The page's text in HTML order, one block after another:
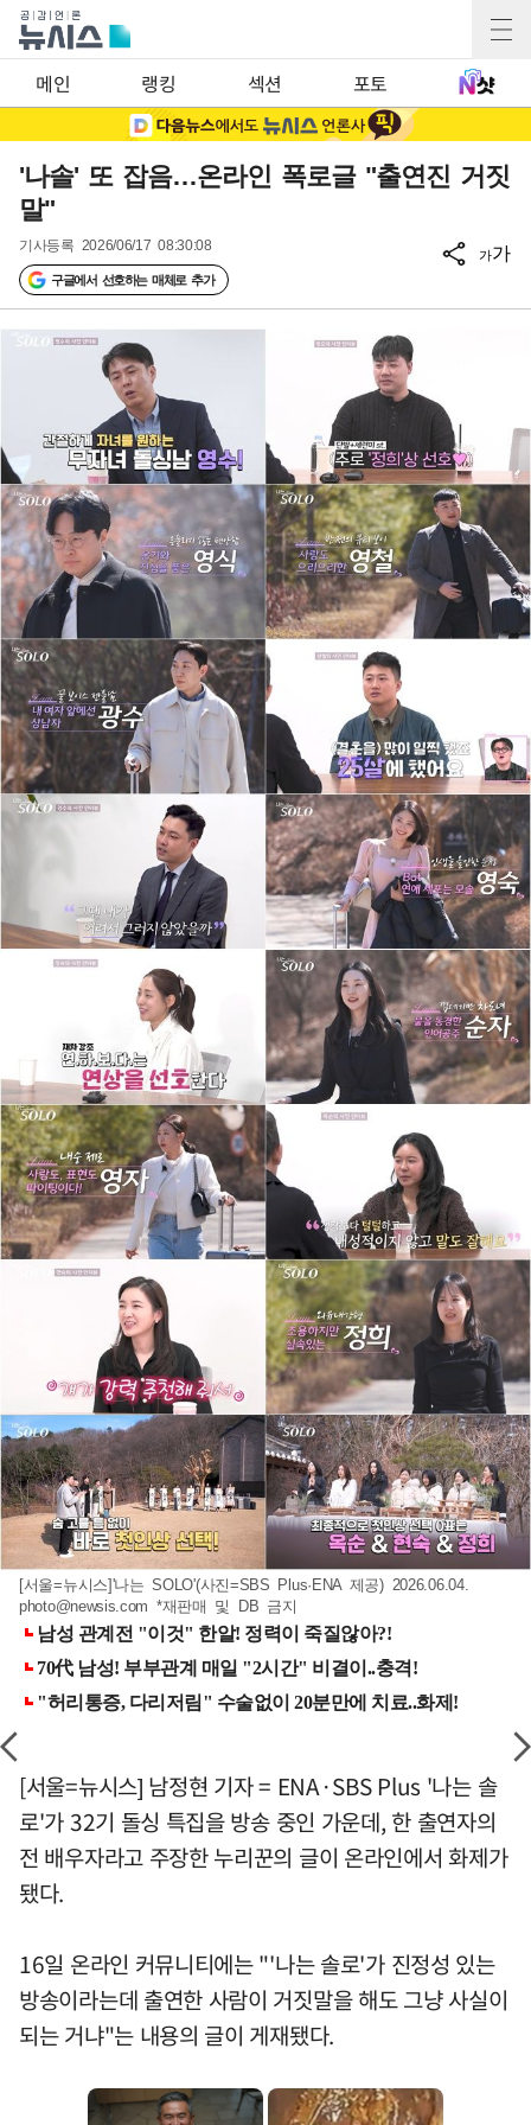
메인 랭킹 섹션 포토
'나솔' 또 잡음…온라인 폭로글 "출연진 거짓
말"
기사등록 2026/06/17 08:30:08
구글에서 선호하는 매체로 추가
가가
[서울=뉴시스]'나는 SOLO'(사진=SBS Plus·ENA 제공) 2026.06.04.
photo@newsis.com *재판매 및 DB 금지
[서울=뉴시스] 남정현 기자 = ENA·SBS Plus '나는 솔
로'가 32기 돌싱 특집을 방송 중인 가운데, 한 출연자의
전 배우자라고 주장한 누리꾼의 글이 온라인에서 화제가
됐다.
16일 온라인 커뮤니티에는 "'나는 솔로'가 진정성 있는
방송이라는데 출연한 사람이 거짓말을 해도 그냥 사실이
되는 거냐"는 내용의 글이 게재됐다.